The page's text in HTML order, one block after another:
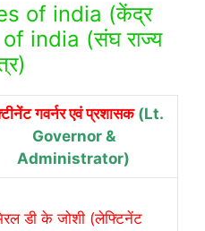
of india (केंद्र
india (संघ राज्य
गवर्नर एवं प्रशासक (Lt.
Governor &
Administrator)
डी के जोशी (लेफ्टिनेंट